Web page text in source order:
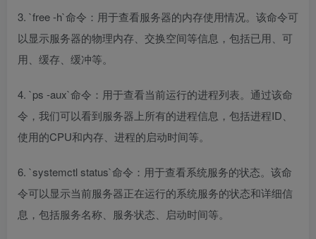
3. `free -h`命令：用于查看服务器的内存使用情况。该命令可
以显示服务器的物理内存、交换空间等信息，包括已用、可
用、缓存、缓冲等。
4. `ps -aux`命令：用于查看当前运行的进程列表。通过该命
令，我们可以看到服务器上所有的进程信息，包括进程ID、
使用的CPU和内存、进程的启动时间等。
6. `systemctl status`命令：用于查看系统服务的状态。该命
令可以显示当前服务器正在运行的系统服务的状态和详细信
息，包括服务名称、服务状态、启动时间等。